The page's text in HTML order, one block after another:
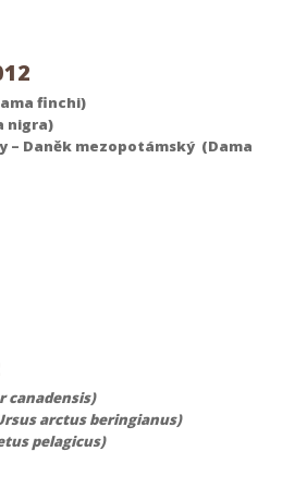
finchi)
nigra)
– Daněk mezopotámský (Dama
canadensis)
arctus beringianus)
pelagicus)